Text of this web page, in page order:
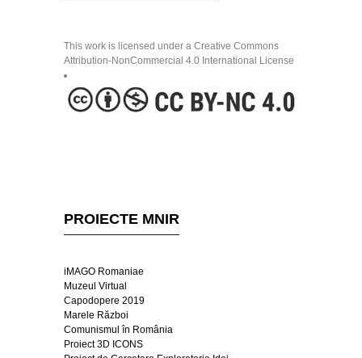
This work is licensed under a Creative Commons
Attribution-NonCommercial 4.0 International License
PROIECTE MNIR
iMAGO Romaniae
Muzeul Virtual
Capodopere 2019
Marele Război
Comunismul în România
Proiect 3D ICONS